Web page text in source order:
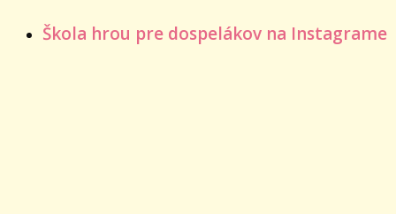
Škola hrou pre dospelákov na Instagrame